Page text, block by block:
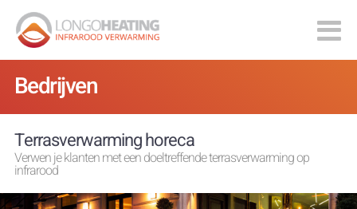
Bedrijven
Terrasverwarming horeca
Verwen je klanten met een doeltreffende terrasverwarming op
infrarood